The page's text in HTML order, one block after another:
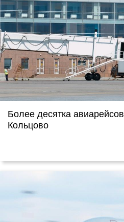
Более десятка
Кольцово